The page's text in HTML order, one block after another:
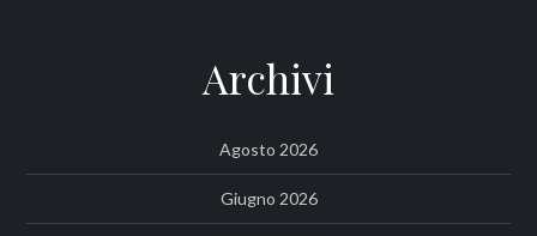
Archivi
Agosto 2026
Giugno 2026